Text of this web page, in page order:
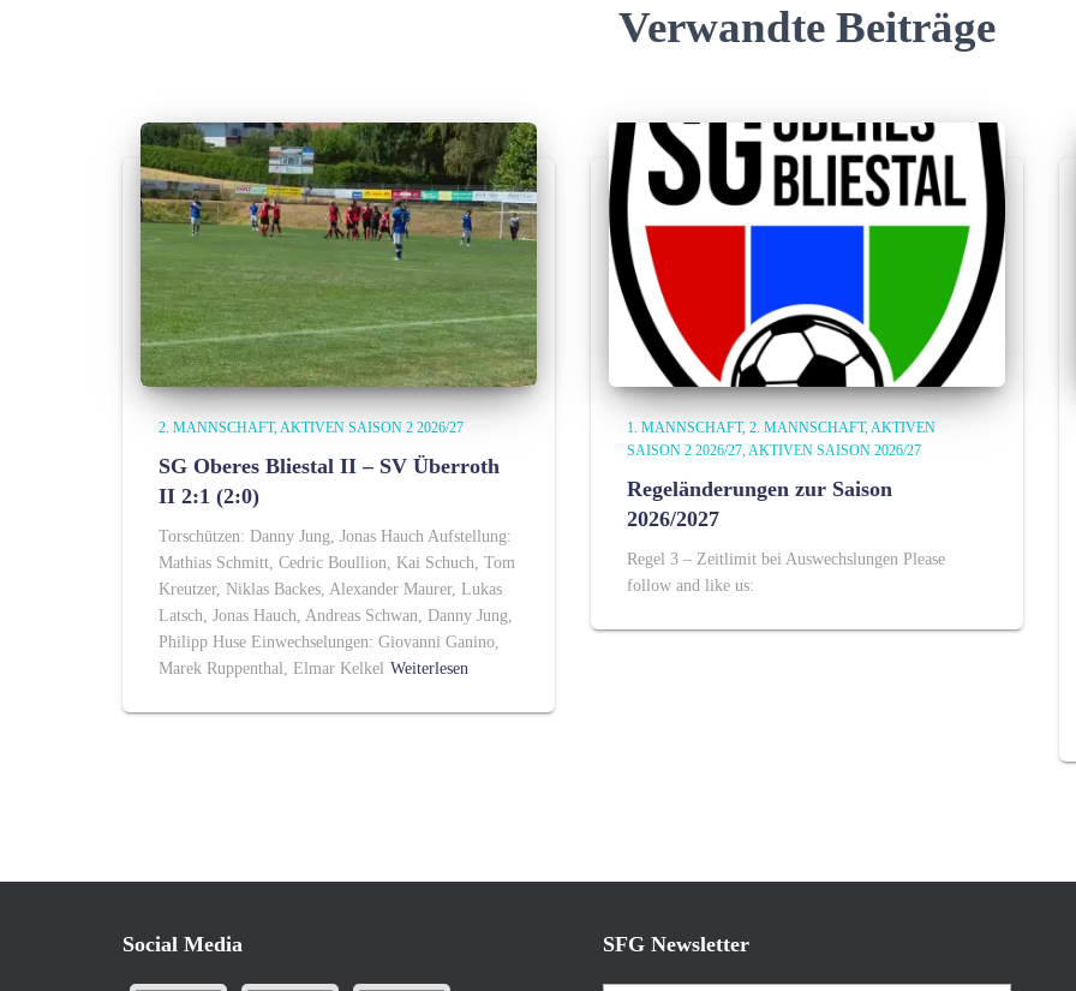
Verwandte Beiträge
2. MANNSCHAFT AKTIVEN SAISON 2 2026/27
SG Oberes Bliestal II – SV Überroth
II 2:1 (2:0)
Torschützen: Danny Jung, Jonas Hauch Aufstellung:
Mathias Schmitt, Cedric Boullion, Kai Schuch, Tom
Kreutzer, Niklas Backes, Alexander Maurer, Lukas
Latsch, Jonas Hauch, Andreas Schwan, Danny Jung,
Philipp Huse Einwechselungen: Giovanni Ganino,
Marek Ruppenthal, Elmar Kelkel Weiterlesen
1. MANNSCHAFT 2. MANNSCHAFT AKTIVEN
SAISON 2 2026/27 AKTIVEN SAISON 2026/27
Regeländerungen zur Saison
2026/2027
Regel 3 – Zeitlimit bei Auswechslungen Please
follow and like us:
Social Media SFG Newsletter